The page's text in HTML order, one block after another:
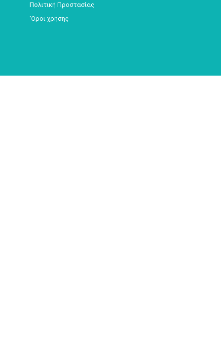
Πολιτική Προστασίας
'Οροι χρήσης